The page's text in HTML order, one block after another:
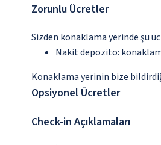
Zorunlu Ücretler
Sizden konaklama yerinde şu
Nakit depozito:
Konaklama yerinin bize
Opsiyonel Ücretler
Check-in Açıklamaları